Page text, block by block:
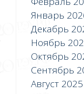
Январь
Декабрь
Ноябрь
Октябрь
Сентябрь
Август 2025